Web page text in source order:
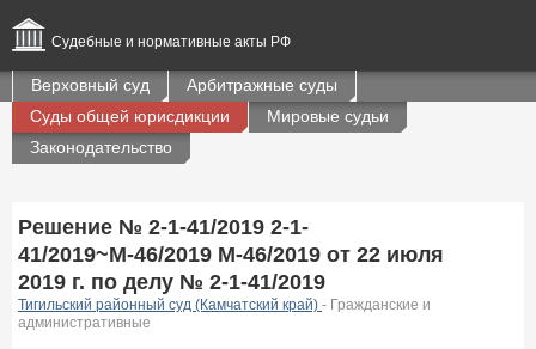
Судебные и нормативные акты РФ
Верховный суд
Арбитражные суды
Суды общей юрисдикции
Мировые судьи
Законодательство
Решение № 2-1-41/2019 2-1-
41/2019~М-46/2019 М-46/2019 от 22 июля
2019 г. по делу № 2-1-41/2019
Тигильский районный суд (Камчатский край) - Гражданские и
административные